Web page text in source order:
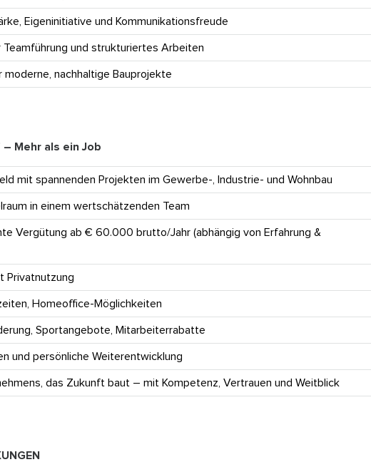
Eigeninitiative und Kommunikationsfreude
Teamführung und strukturiertes Arbeiten
moderne, nachhaltige Bauprojekte
– Mehr als ein Job
mit spannenden Projekten im Gewerbe-, Industrie- und Wohnbau
in einem wertschätzenden Team
Vergütung ab € 60.000 brutto/Jahr (abhängig von Erfahrung &
Privatnutzung
Homeoffice-Möglichkeiten
Sportangebote, Mitarbeiterrabatte
und persönliche Weiterentwicklung
das Zukunft baut – mit Kompetenz, Vertrauen und Weitblick